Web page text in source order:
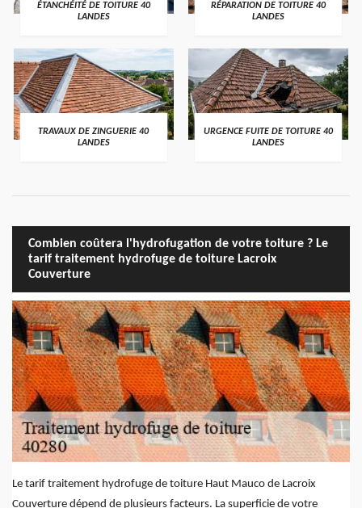
ÉTANCHÉITÉ DE TOITURE 40
LANDES
RÉPARATION DE TOITURE 40
LANDES
TRAVAUX DE ZINGUERIE 40
LANDES
URGENCE FUITE DE TOITURE 40
LANDES
Combien coûtera l'hydrofugation de votre toiture ? Le
tarif traitement hydrofuge de toiture Lacroix
Couverture
Le tarif traitement hydrofuge de toiture Haut Mauco de Lacroix
Couverture dépend de plusieurs facteurs. La superficie de votre